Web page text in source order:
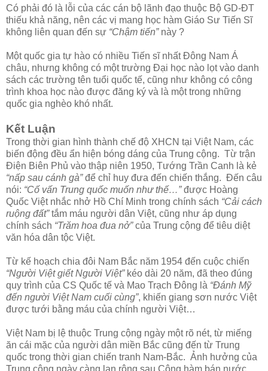
Có phải đó là lỗi của các cán bộ lãnh đạo thuộc Bộ GD-ĐT
thiếu khả năng, nên các vị mang học hàm Giáo Sư Tiến Sĩ
không liên quan đến sự “Chậm tiến”này ?
Một quốc gia tự hào có nhiều Tiến sĩ nhất Đông Nam Á
châu, nhưng không có một trường Đại học nào lọt vào danh
sách các trường tên tuổi quốc tế, cũng như không có công
trình khoa học nào được đăng ký và là một trong những
quốc gia nghèo khó nhất.
Kết Luận
Trong thời gian hình thành chế độ XHCN tại Việt Nam, các
biến động đều ẩn hiện bóng dáng của Trung cộng. Từ trận
Điện Biên Phủ vào thập niên 1950, Tướng Trần Canh là kẻ
“nấp sau cánh gà”để chỉ huy đưa đến chiến thắng. Đến câu
nói: “Cố vấn Trung quốc muốn như thế…”được Hoàng
Quốc Việt nhắc nhở Hồ Chí Minh trong chính sách “Cải cách
ruộng đất”tắm máu người dân Việt, cũng như áp dụng
chính sách “Trăm hoa đua nở”của Trung cộng để tiêu diệt
văn hóa dân tộc Việt.
Từ kế hoạch chia đôi Nam Bắc năm 1954 đến cuộc chiến
“Người Việt giết Người Việt”kéo dài 20 năm, đã theo đúng
quy trình của CS Quốc tế và Mao Trạch Đông là “Đánh Mỹ
đến người Việt Nam cuối cùng”, khiến giang sơn nước Việt
được tưới bằng máu của chính người Việt…
Việt Nam bị lệ thuộc Trung cộng ngày một rõ nét, từ miếng
ăn cái mặc của người dân miền Bắc cũng đến từ Trung
quốc trong thời gian chiến tranh Nam-Bắc. Ảnh hưởng của